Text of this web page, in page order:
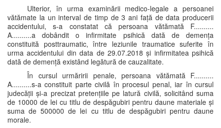
Ulterior, în urma examinării medico-legale a persoanei
vătămate la un interval de timp de 3 ani față de data producerii
accidentului, s-a constatat că persoana vătămată F..........
A..........a dobândit o infirmitate psihică dată de demența
constituită posttraumatic, între leziunile traumatice suferite în
urma accidentului din data de 29.07.2018 și infirmitatea psihică
dată de demență existând legătură de cauzalitate.
În cursul urmăririi penale, persoana vătămată F..........
A..........s-a constituit parte civilă în procesul penal, iar în cursul
judecății și-a precizat pretențiile pe latură civilă, solicitând suma
de 10000 de lei cu titlu de despăgubiri pentru daune materiale și
suma de 500000 de lei cu titlu de despăgubiri pentru daune
morale.